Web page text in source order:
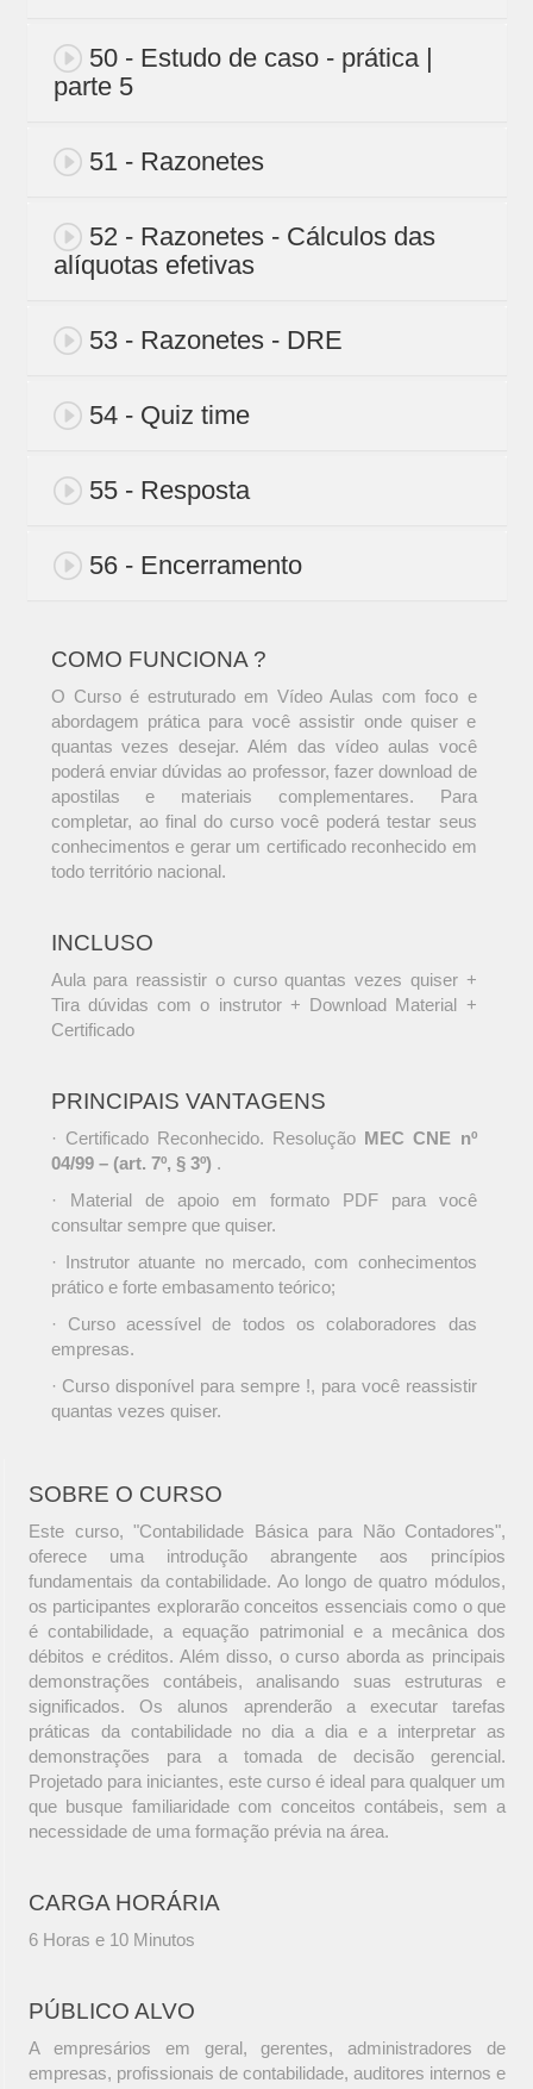
50 - Estudo de caso - prática |
parte 5
51 - Razonetes
52 - Razonetes - Cálculos das
alíquotas efetivas
53 - Razonetes - DRE
54 - Quiz time
55 - Resposta
56 - Encerramento
COMO FUNCIONA ?
O Curso é estruturado em Vídeo Aulas com foco e
abordagem prática para você assistir onde quiser e
quantas vezes desejar. Além das vídeo aulas você
poderá enviar dúvidas ao professor, fazer download de
apostilas e materiais complementares. Para
completar, ao final do curso você poderá testar seus
conhecimentos e gerar um certificado reconhecido em
todo território nacional.
INCLUSO
Aula para reassistir o curso quantas vezes quiser +
Tira dúvidas com o instrutor + Download Material +
Certificado
PRINCIPAIS VANTAGENS
· Certificado Reconhecido. Resolução MEC CNE nº
04/99 – (art. 7º, § 3º) .
· Material de apoio em formato PDF para você
consultar sempre que quiser.
· Instrutor atuante no mercado, com conhecimentos
prático e forte embasamento teórico;
· Curso acessível de todos os colaboradores das
empresas.
· Curso disponível para sempre !, para você reassistir
quantas vezes quiser.
SOBRE O CURSO
Este curso, "Contabilidade Básica para Não Contadores",
oferece uma introdução abrangente aos princípios
fundamentais da contabilidade. Ao longo de quatro módulos,
os participantes explorarão conceitos essenciais como o que
é contabilidade, a equação patrimonial e a mecânica dos
débitos e créditos. Além disso, o curso aborda as principais
demonstrações contábeis, analisando suas estruturas e
significados. Os alunos aprenderão a executar tarefas
práticas da contabilidade no dia a dia e a interpretar as
demonstrações para a tomada de decisão gerencial.
Projetado para iniciantes, este curso é ideal para qualquer um
que busque familiaridade com conceitos contábeis, sem a
necessidade de uma formação prévia na área.
CARGA HORÁRIA
6 Horas e 10 Minutos
PÚBLICO ALVO
A empresários em geral, gerentes, administradores de
empresas, profissionais de contabilidade, auditores internos e